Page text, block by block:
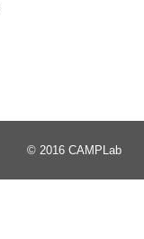
© 2016 CAMPLab